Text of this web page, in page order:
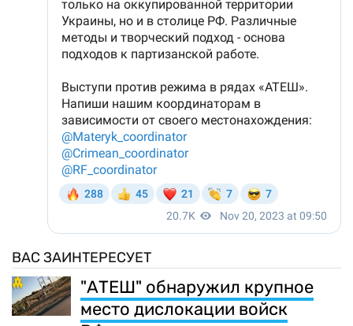
ВАС ЗАИНТЕРЕСУЕТ
"АТЕШ" обнаружил крупное
место дислокации войск